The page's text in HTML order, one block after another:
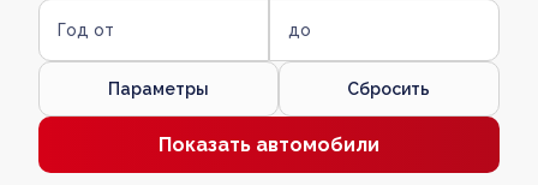
Год от до
Параметры Сбросить
Показать автомобили